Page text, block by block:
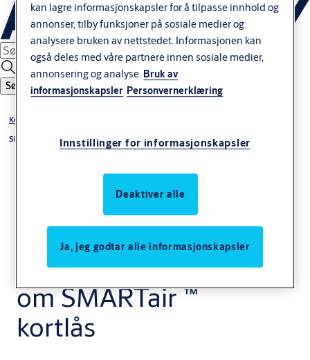
Søk
Kontakt oss
SMARTair
FAQ
Ofte stilte spørsmål
om SMARTair ™
kortlås
kan lagre informasjonskapsler for å tilpasse innhold og
annonser, tilby funksjoner på sosiale medier og
analysere bruken av nettstedet. Informasjonen kan
også deles med våre partnere innen sosiale medier,
annonsering og analyse. Bruk av
informasjonskapsler Personvernerklæring
Innstillinger for informasjonskapsler
Deaktiver alle
Ja, jeg godtar alle informasjonskapsler